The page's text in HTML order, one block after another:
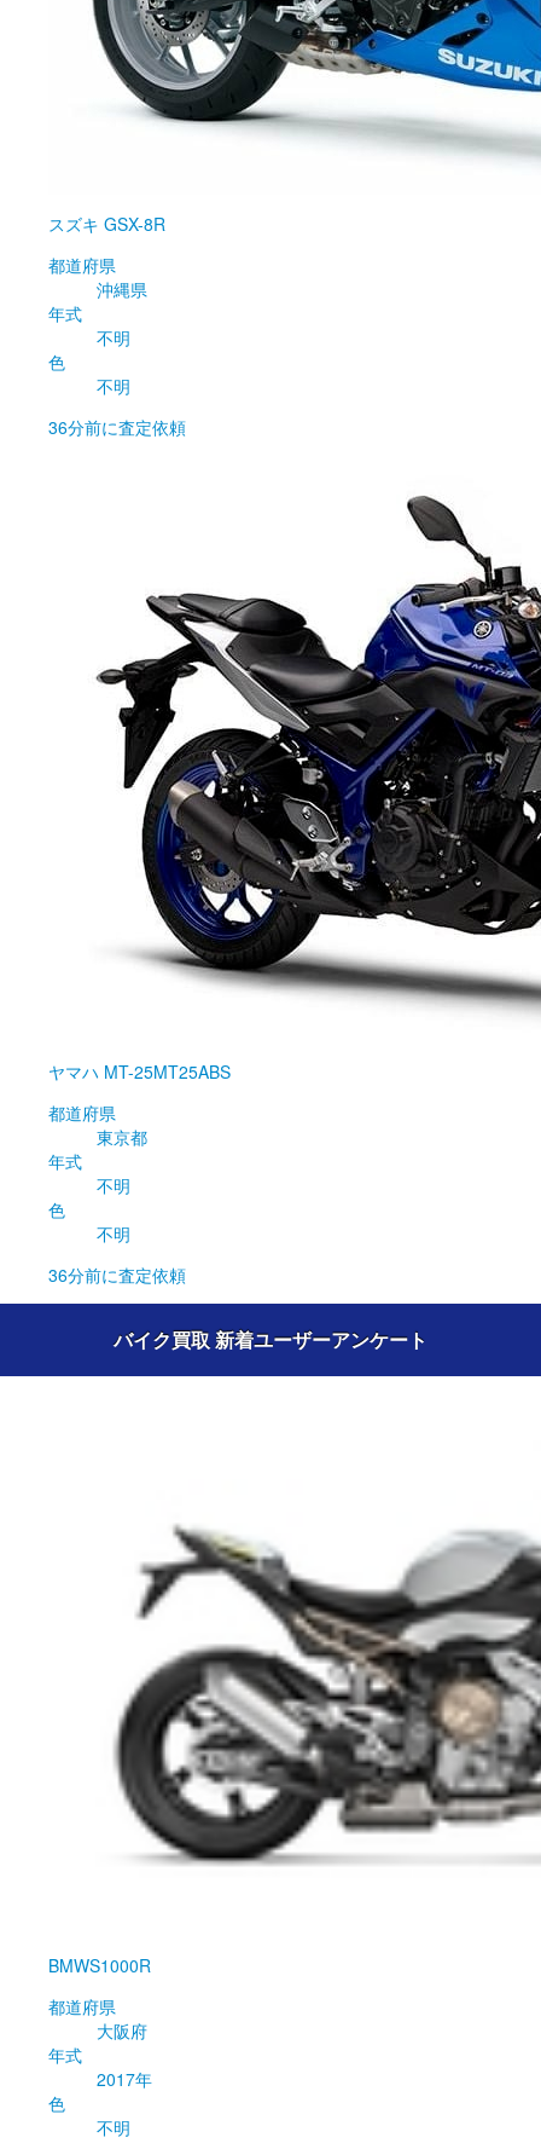
スズキ GSX-8R
都道府県
沖縄県
年式
不明
色
不明
36分前に査定依頼
ヤマハ MT-25MT25ABS
都道府県
東京都
年式
不明
色
不明
36分前に査定依頼
バイク買取 新着ユーザーアンケート
BMWS1000R
都道府県
大阪府
年式
2017年
色
不明